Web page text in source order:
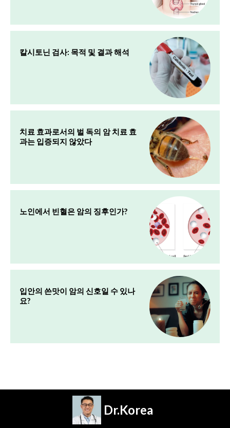
칼시토닌 검사: 목적 및 결과 해석
치료 효과로서의 벌 독의 암 치료 효
과는 입증되지 않았다
노인에서 빈혈은 암의 징후인가?
입안의 쓴맛이 암의 신호일 수 있나
요?
Dr.Korea